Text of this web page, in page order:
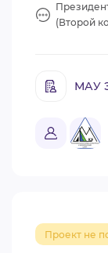
(Второй
МАУ
Проект не